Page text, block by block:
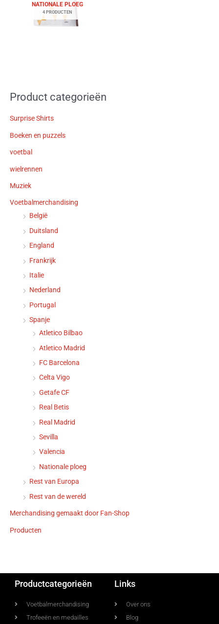
NATIONALE PLOEG
4 PRODUCTEN
Product categorieën
Surprise Shirts
Boeken en puzzels
voetbal
wielrennen
Muziek
Voetbalmerchandising
België
Duitsland
England
Frankrijk
Italie
Nederland
Portugal
Spanje
Atletico Bilbao
Atletico Madrid
FC Barcelona
Celta Vigo
Getafe CF
Real Betis
Real Madrid
Sevilla
Valencia
Nationale ploeg
Rest van Europa
Rest van de wereld
Merchandising gemaakt door Fan-Shop
Producten
Productcategorieën
Voetbalmerchandising
Trofeeën en medailles
Links
Over ons
Blog